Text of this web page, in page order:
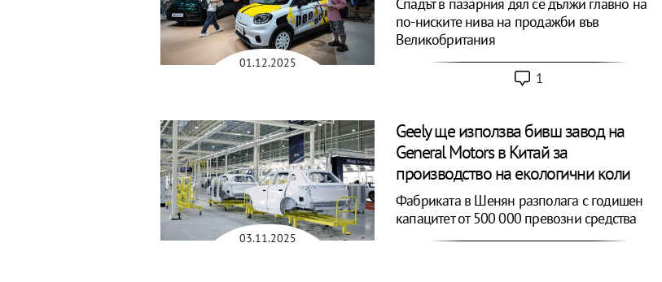
01.12.2025
по-ниските нива на продажби във
Великобритания
1
03.11.2025
Geely ще използва бивш завод на
General Motors в Китай за
производство на екологични коли
Фабриката в Шенян разполага с годишен
капацитет от 500 000 превозни средства